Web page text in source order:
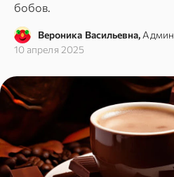
бобов.
Вероника Васильевна,
10 апреля 2025